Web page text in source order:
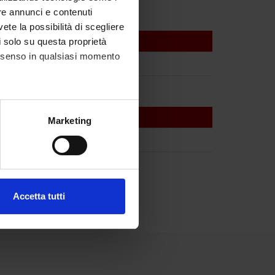
annunci e contenuti
la possibilità di scegliere
su questa proprietà
in qualsiasi momento
metro,Marketing
Accetta tutti